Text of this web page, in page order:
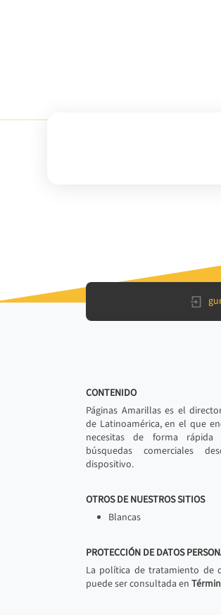
CONTENIDO
Páginas Amarillas es el
de Latinoamérica, en el que
necesitas de forma
búsquedas comerciales
dispositivo.
OTROS DE NUESTROS SITIOS
Blancas
PROTECCIÓN DE DATOS
La política de tratamiento de
puede ser consultada en